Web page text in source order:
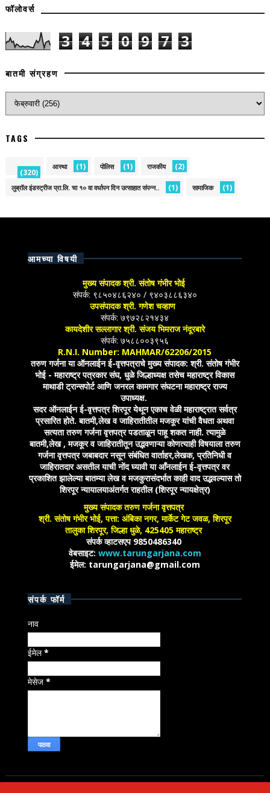
फॉलोवर्स
3 4 5 0 9 7 3
बातमी संग्रहण
TAGS
(320)
आस्था (1) पोलिस (1) राजकीय (2)
लुब्रॉल इंडस्ट्रीज प्रा.लि. चा १० वा वर्धापन दिन उत्साहात संपन्न.. (1) सामाजिक (1)
आमच्या विषयी
मुख्य संपादक श्री. संतोष गंभीर भोई
संपर्क: ९८५०४८६२४० / ९४०३८८६३४०
उपसंपादक श्री. गणेश चव्हाण
संपर्क: ७९७२८२१४३४
कायदेशीर सल्लागार श्री. संजय भिमराज नंदूरबारे
संपर्क: ७५८८००३९५६
R.N.I. Number: MAHMAR/62206/2015
तरुण गर्जना या ऑनलाईन ई-वृत्तपत्राचे मुख्य संपादक: श्री. संतोष गंभीर
भोई - महाराष्ट्र पत्रकार संघ, धुळे जिल्हाध्यक्ष तसेच महाराष्ट्र विकास
माथाडी ट्रान्सपोर्ट आणि जनरल कामगार संघटना महाराष्ट्र राज्य
उपाध्यक्ष.
सदर ऑनलाईन ई-वृत्तपत्र शिरपूर येथून एकाच वेळी महाराष्ट्रात सर्वत्र
प्रसारित होते. बातमी,लेख व जाहिरातीतील मजकूर यांची वैधता अथवा
सत्यता तरुण गर्जना वृत्तपत्र पडताळून पाहू शकत नाही. त्यामुळे
बातमी,लेख , मजकूर व जाहिरातीतून उद्भवणाऱ्या कोणत्याही विषयाला तरुण
गर्जना वृत्तपत्र जबाबदार नसून संबंधित वार्ताहर,लेखक, प्रतिनिधी व
जाहिरातदार असतील याची नोंद घ्यावी या आँनलाईन ई-वृत्तपत्र वर
प्रकाशित झालेल्या बातम्या लेख व मजकुरासंदर्भात काही वाद उद्भवल्यास तो
शिरपूर न्यायालयाअंतर्गत राहतील (शिरपूर न्यायक्षेत्र)
मुख्य संपादक तरुण गर्जना वृत्तपत्र
श्री. संतोष गंभीर भोई, पत्ता: अंबिका नगर, मार्केट गेट जवळ, शिरपूर
तालुका शिरपूर, जिल्हा धुळे, 425405 महाराष्ट्र
संपर्क व्हाटसएप 9850486340
वेबसाइट: www.tarungarjana.com
ईमेल: tarungarjana@gmail.com
संपर्क फॉर्म
नाव
ईमेल*
मेसेज*